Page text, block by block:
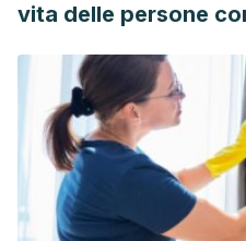
vita delle persone